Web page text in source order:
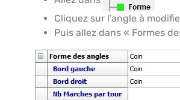
Cliquez sur l’angle à
Puis allez dans « Formes